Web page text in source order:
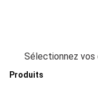
Sélectionnez vos
Produits